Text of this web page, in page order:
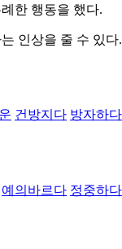
한 행동을 했다.
인상을 줄 수 있다.
건방지다 방자하다
예의바르다 정중하다